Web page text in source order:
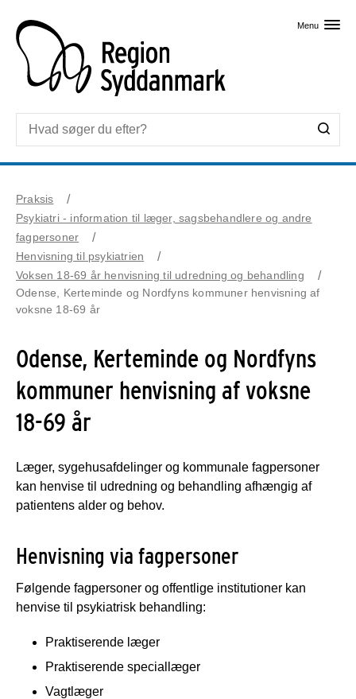
Menu
Praksis
Psykiatri - information til læger, sagsbehandlere og andre
fagpersoner
Henvisning til psykiatrien
Voksen 18-69 år henvisning til udredning og behandling
Odense, Kerteminde og Nordfyns kommuner henvisning af
voksne 18-69 år
Odense, Kerteminde og Nordfyns
kommuner henvisning af voksne
18-69 år
Læger, sygehusafdelinger og kommunale fagpersoner
kan henvise til udredning og behandling afhængig af
patientens alder og behov.
Henvisning via fagpersoner
Følgende fagpersoner og offentlige institutioner kan
henvise til psykiatrisk behandling:
Praktiserende læger
Praktiserende speciallæger
Vagtlæger